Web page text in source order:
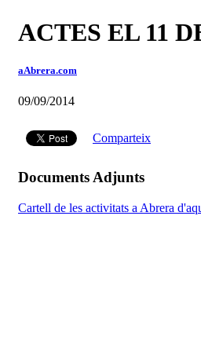
ACTES EL 11
aAbrera.com
09/09/2014
Comparteix
Documents Adjunts
Cartell de les activitats a Abrera